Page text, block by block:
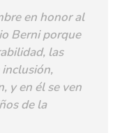
en honor al
Berni porque
las
y en él se ven
de la